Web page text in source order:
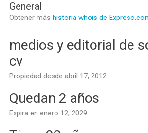
General
Obtener más historia whois de
medios y editorial de
cv
Propiedad desde abril 17, 2012
Quedan 2 años
Expira en enero 12, 2029